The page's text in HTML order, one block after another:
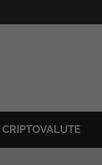
CRIPTOVALUTE